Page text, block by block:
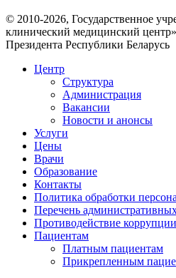
© 2010-2026, Государственное
клинический медицинский
Президента Республики Беларусь
Центр
Структура
Администрация
Вакансии
Новости и анонсы
Услуги
Цены
Врачи
Образование
Контакты
Политика обработки
Перечень
Противодействие коррупции
Пациентам
Платным пациентам
Прикрепленным